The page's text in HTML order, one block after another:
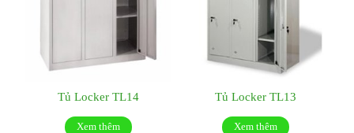
Tủ Locker TL14
Xem thêm
Tủ Locker TL13
Xem thêm